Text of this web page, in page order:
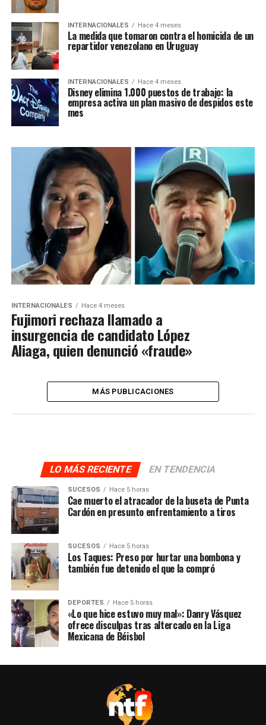
INTERNACIONALES Hace 4 meses
La medida que tomaron contra el homicida de un
repartidor venezolano en Uruguay
INTERNACIONALES Hace 4 meses
‎Disney elimina 1.000 puestos de trabajo: la
empresa activa un plan masivo de despidos este
mes
INTERNACIONALES Hace 4 meses
Fujimori rechaza llamado a
insurgencia de candidato López
Aliaga, quien denunció «fraude»
MÁS PUBLICACIONES
LO MÁS RECIENTE EN TENDENCIA
SUCESOS Hace 5 horas
Cae muerto el atracador de la buseta de Punta
Cardón en presunto enfrentamiento a tiros
SUCESOS Hace 5 horas
Los Taques: Preso por hurtar una bombona y
también fue detenido el que la compró
DEPORTES Hace 5 horas
«Lo que hice estuvo muy mal»: Danry Vásquez
ofrece disculpas tras altercado en la Liga
Mexicana de Béisbol